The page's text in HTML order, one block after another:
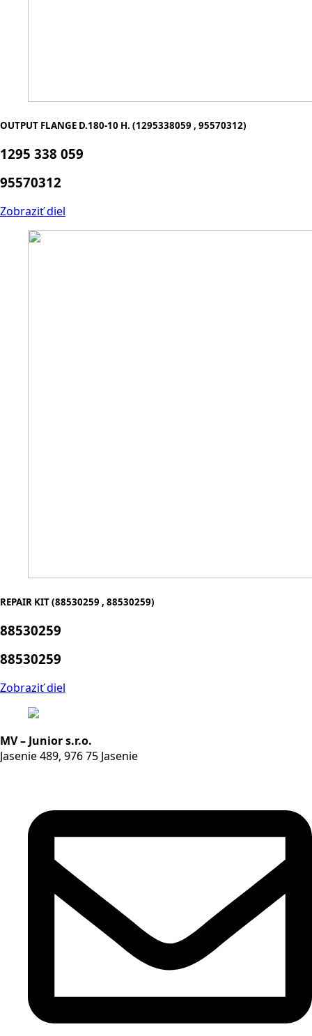
OUTPUT FLANGE D.180-10 H. (1295338059 , 95570312)
1295 338 059
95570312
Zobraziť diel
REPAIR KIT (88530259 , 88530259)
88530259
88530259
Zobraziť diel
MV – Junior s.r.o.
Jasenie 489, 976 75 Jasenie